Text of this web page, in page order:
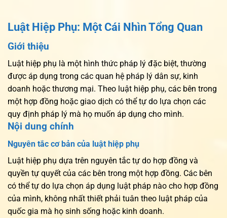
Luật Hiệp Phụ: Một Cái Nhìn Tổng Quan
Giới thiệu
Luật hiệp phụ là một hình thức pháp lý đặc biệt, thường
được áp dụng trong các quan hệ pháp lý dân sự, kinh
doanh hoặc thương mại. Theo luật hiệp phụ, các bên trong
một hợp đồng hoặc giao dịch có thể tự do lựa chọn các
quy định pháp lý mà họ muốn áp dụng cho mình.
Nội dung chính
Nguyên tắc cơ bản của luật hiệp phụ
Luật hiệp phụ dựa trên nguyên tắc tự do hợp đồng và
quyền tự quyết của các bên trong một hợp đồng. Các bên
có thể tự do lựa chọn áp dụng luật pháp nào cho hợp đồng
của mình, không nhất thiết phải tuân theo luật pháp của
quốc gia mà họ sinh sống hoặc kinh doanh.